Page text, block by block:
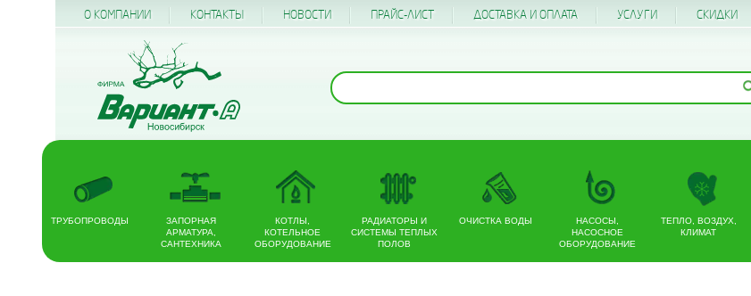
О КОМПАНИИ КОНТАКТЫ НОВОСТИ ПРАЙС-ЛИСТ ДОСТАВКА И ОПЛАТА УСЛУГИ CКИДКИ
ТРУБОПРОВОДЫ
ЗАПОРНАЯ
АРМАТУРА,
САНТЕХНИКА
КОТЛЫ,
КОТЕЛЬНОЕ
ОБОРУДОВАНИЕ
РАДИАТОРЫ И
СИСТЕМЫ ТЕПЛЫХ
ПОЛОВ
ОЧИСТКА ВОДЫ
НАСОСЫ,
НАСОСНОЕ
ОБОРУДОВАНИЕ
ТЕПЛО, ВОЗДУХ,
КЛИМАТ